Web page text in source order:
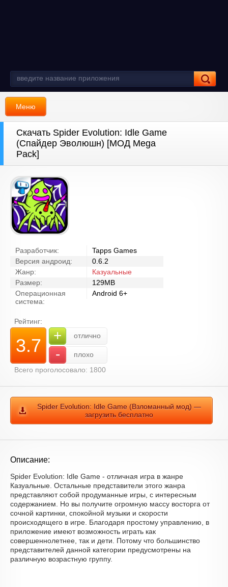
Меню
Скачать Spider Evolution: Idle Game
(Спайдер Эволюшн) [МОД Mega
Pack]
Разработчик:
Tapps Games
Версия андроид:
0.6.2
Жанр:
Казуальные
Размер:
129MB
Операционная
система:
Android 6+
Рейтинг:
3.7 + отлично
-
плохо
Всего проголосовало: 1800
Spider Evolution: Idle Game (Взломанный мод) —
загрузить бесплатно
Описание:
Spider Evolution: Idle Game - отличная игра в жанре
Казуальные. Остальные представители этого жанра
представляют собой продуманные игры, с интересным
содержанием. Но вы получите огромную массу восторга от
сочной картинки, спокойной музыки и скорости
происходящего в игре. Благодаря простому управлению, в
приложение имеют возможность играть как
совершеннолетнее, так и дети. Потому что большинство
представителей данной категории предусмотрены на
различную возрастную группу.